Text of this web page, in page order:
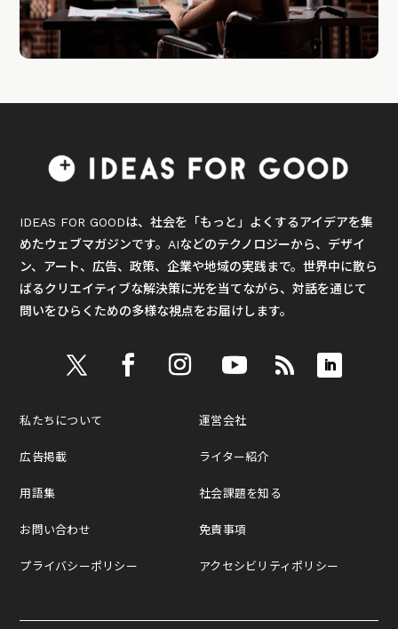
IDEAS FOR GOODは、社会を「もっと」よくするアイデアを集
めたウェブマガジンです。AIなどのテクノロジーから、デザイ
ン、アート、広告、政策、企業や地域の実践まで。世界中に散ら
ばるクリエイティブな解決策に光を当てながら、対話を通じて
問いをひらくための多様な視点をお届けします。
私たちについて
広告掲載
用語集
お問い合わせ
プライバシーポリシー
運営会社
ライター紹介
社会課題を知る
免責事項
アクセシビリティポリシー